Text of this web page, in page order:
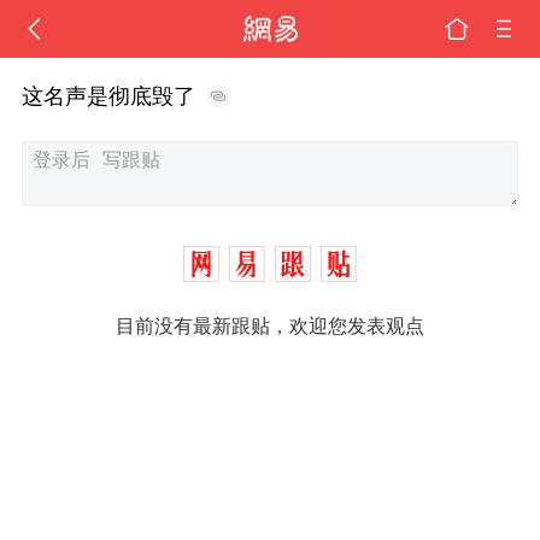
这名声是彻底毁了
目前没有最新跟贴，欢迎您发表观点